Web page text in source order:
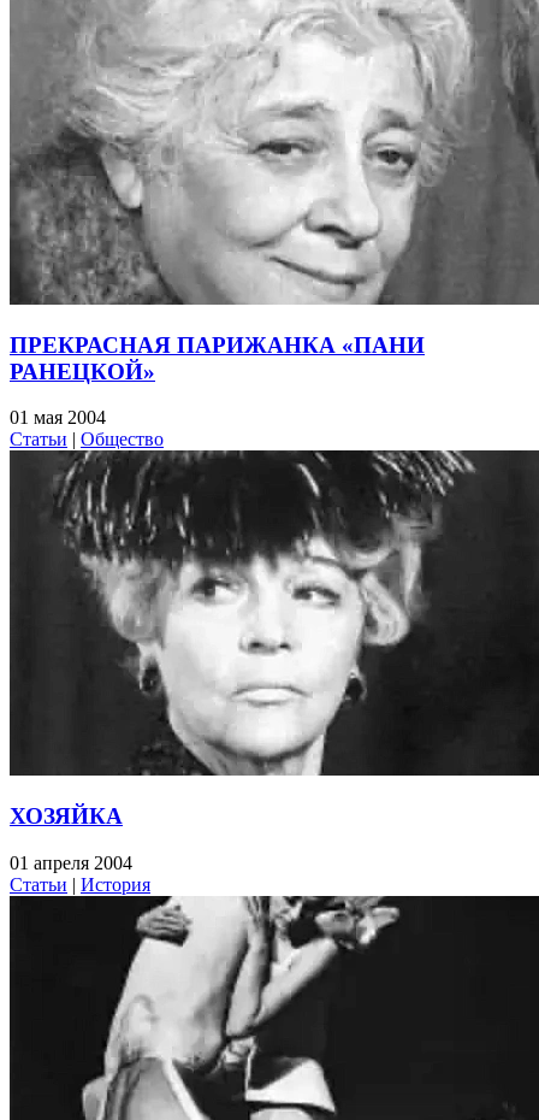
ПРЕКРАСНАЯ ПАРИЖАНКА «ПАНИ
РАНЕЦКОЙ»
01 мая 2004
Статьи | Общество
ХОЗЯЙКА
01 апреля 2004
Статьи | История